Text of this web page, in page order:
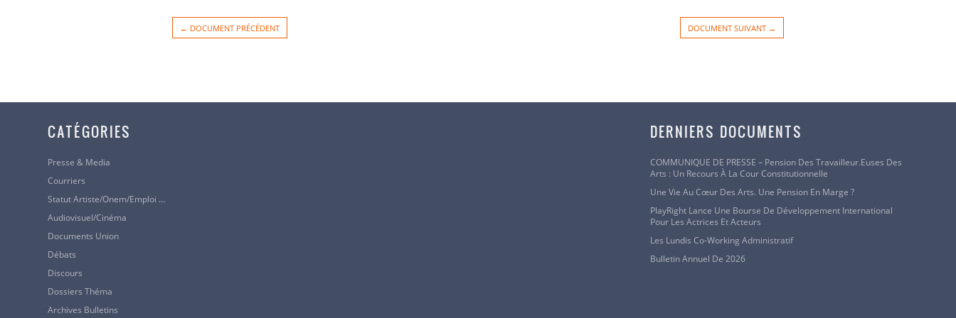
← DOCUMENT PRÉCÉDENT DOCUMENT SUIVANT →
CATÉGORIES
Presse & Media
Courriers
Statut Artiste/Onem/Emploi …
Audiovisuel/cinéma
Documents Union
Débats
Discours
Dossiers Théma
Archives Bulletins
DERNIERS DOCUMENTS
COMMUNIQUE DE PRESSE – Pension Des Travailleur.euses Des
Arts : Un Recours À La Cour Constitutionnelle
Une Vie Au Cœur Des Arts. Une Pension En Marge ?
PlayRight Lance Une Bourse De Développement International
Pour Les Actrices Et Acteurs
Les Lundis Co-Working Administratif
Bulletin Annuel De 2026